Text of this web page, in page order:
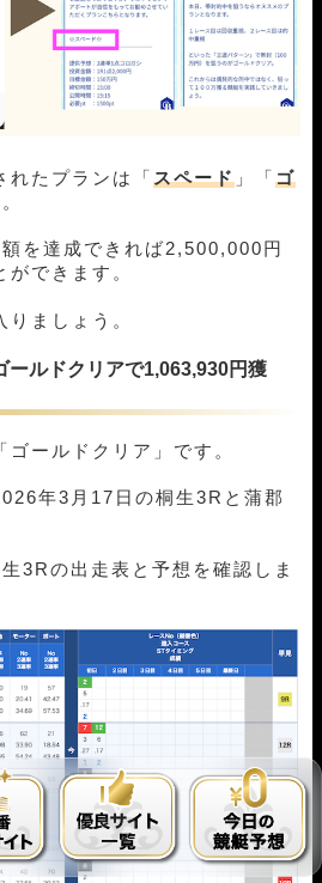
れたプランは「スペード 」「ゴ
を達成できれば2,500,000円
できます。
ましょう。
ールドクリアで1,063,930円獲
ールドクリア」です。
年3月17日の桐生3Rと蒲郡
3Rの出走表と予想を確認しま